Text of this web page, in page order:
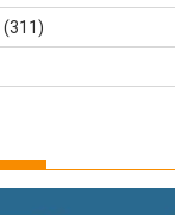
(311)